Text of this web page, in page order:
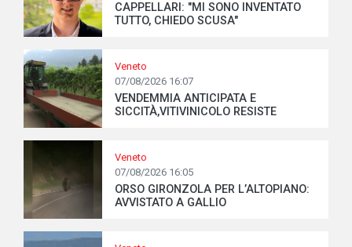
CAPPELLARI: "MI SONO INVENTATO
TUTTO, CHIEDO SCUSA"
Veneto
07/08/2026 16:07
VENDEMMIA ANTICIPATA E
SICCITÀ,VITIVINICOLO RESISTE
Veneto
07/08/2026 16:05
ORSO GIRONZOLA PER L’ALTOPIANO:
AVVISTATO A GALLIO